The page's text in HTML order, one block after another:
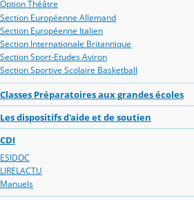
Option Théâtre
Section Européenne Allemand
Section Européenne Italien
Section Internationale Britannique
Section Sport-Etudes Aviron
Section Sportive Scolaire Basketball
Classes Préparatoires aux grandes écoles
Les dispositifs d'aide et de soutien
CDI
ESIDOC
LIRELACTU
Manuels